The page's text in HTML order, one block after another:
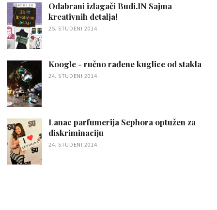
Odabrani izlagači Budi.IN Sajma
kreativnih detalja!
25. STUDENI 2014.
Koogle - ručno rađene kuglice od stakla
24. STUDENI 2014.
Lanac parfumerija Sephora optužen za
diskriminaciju
24. STUDENI 2014.